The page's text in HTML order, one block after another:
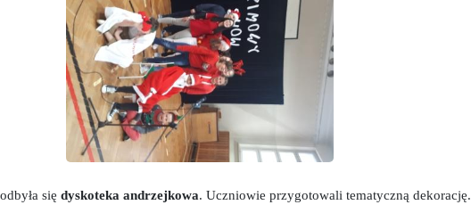
się dyskoteka andrzejkowa. Uczniowie przygotowali tematyczną dekorację.